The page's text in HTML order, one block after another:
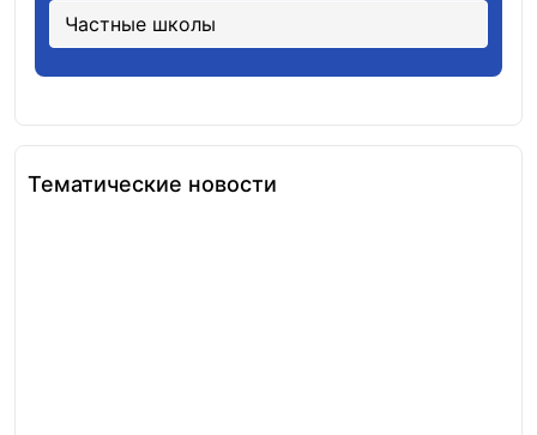
Частные школы
Тематические новости